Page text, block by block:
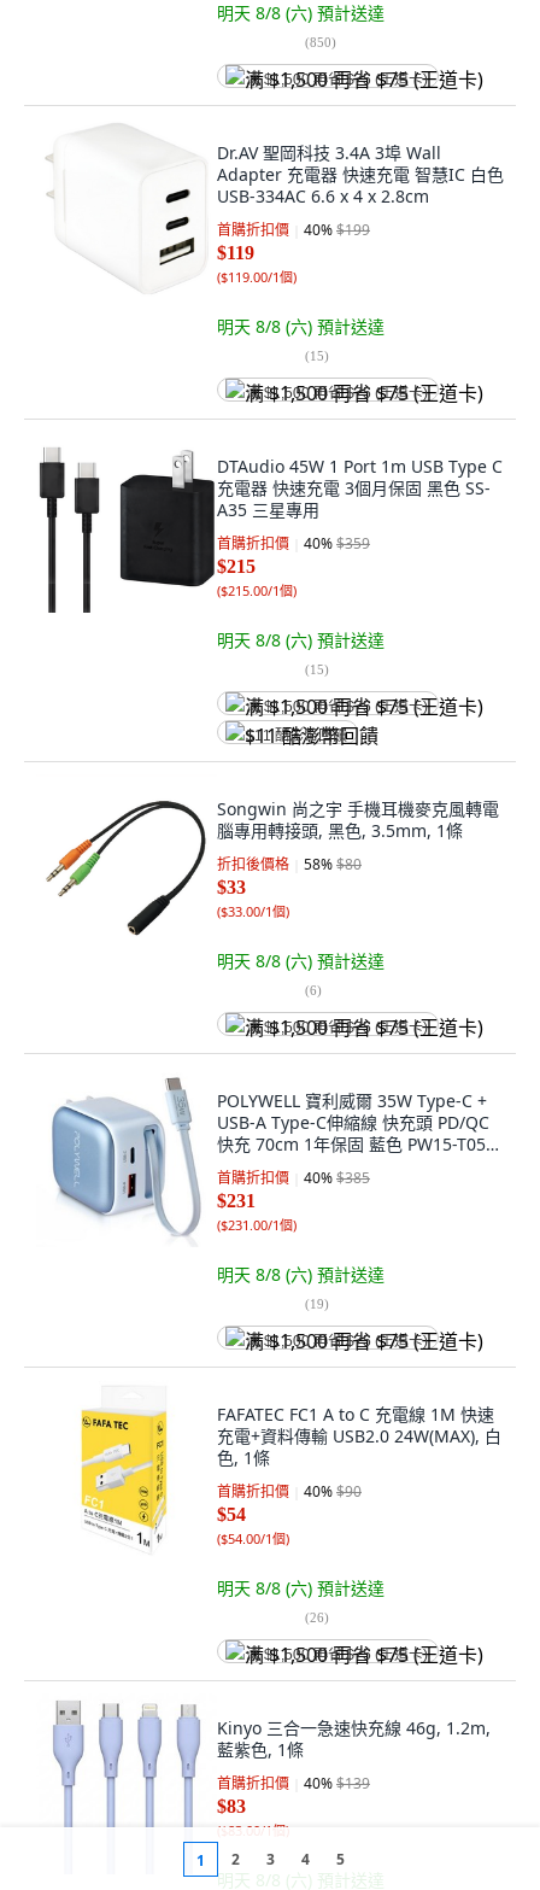
明天 8/8 (六) 預計送達
(850)
满 $1,500 再省 $75 (王道卡)
Dr.AV 聖岡科技 3.4A 3埠 Wall
Adapter 充電器 快速充電 智慧IC 白色
USB-334AC 6.6 x 4 x 2.8cm
首購折扣價 40%$199
$119
($119.00/1個)
明天 8/8 (六) 預計送達
(15)
满 $1,500 再省 $75 (王道卡)
DTAudio 45W 1 Port 1m USB Type C
充電器 快速充電 3個月保固 黑色 SS-
A35 三星專用
首購折扣價 40%$359
$215
($215.00/1個)
明天 8/8 (六) 預計送達
(15)
满 $1,500 再省 $75 (王道卡)
$11 酷澎幣回饋
Songwin 尚之宇 手機耳機麥克風轉電
腦專用轉接頭, 黑色, 3.5mm, 1條
折扣後價格 58%$80
$33
($33.00/1個)
明天 8/8 (六) 預計送達
(6)
满 $1,500 再省 $75 (王道卡)
POLYWELL 寶利威爾 35W Type-C +
USB-A Type-C伸縮線 快充頭 PD/QC
快充 70cm 1年保固 藍色 PW15-T05-
A206
首購折扣價 40%$385
$231
($231.00/1個)
明天 8/8 (六) 預計送達
(19)
满 $1,500 再省 $75 (王道卡)
FAFATEC FC1 A to C 充電線 1M 快速
充電+資料傳輸 USB2.0 24W(MAX), 白
色, 1條
首購折扣價 40%$90
$54
($54.00/1個)
明天 8/8 (六) 預計送達
(26)
满 $1,500 再省 $75 (王道卡)
Kinyo 三合一急速快充線 46g, 1.2m,
藍紫色, 1條
首購折扣價 40%$139
$83
($83.00/1個)
明天 8/8 (六) 預計送達
1 2 3 4 5